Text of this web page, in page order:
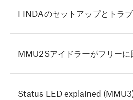
FINDAのセットアップとトラ
MMU2Sアイドラーがフリーに
Status LED explained